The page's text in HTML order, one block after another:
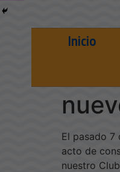
Inicio
El pasado 7
acto de
nuestro